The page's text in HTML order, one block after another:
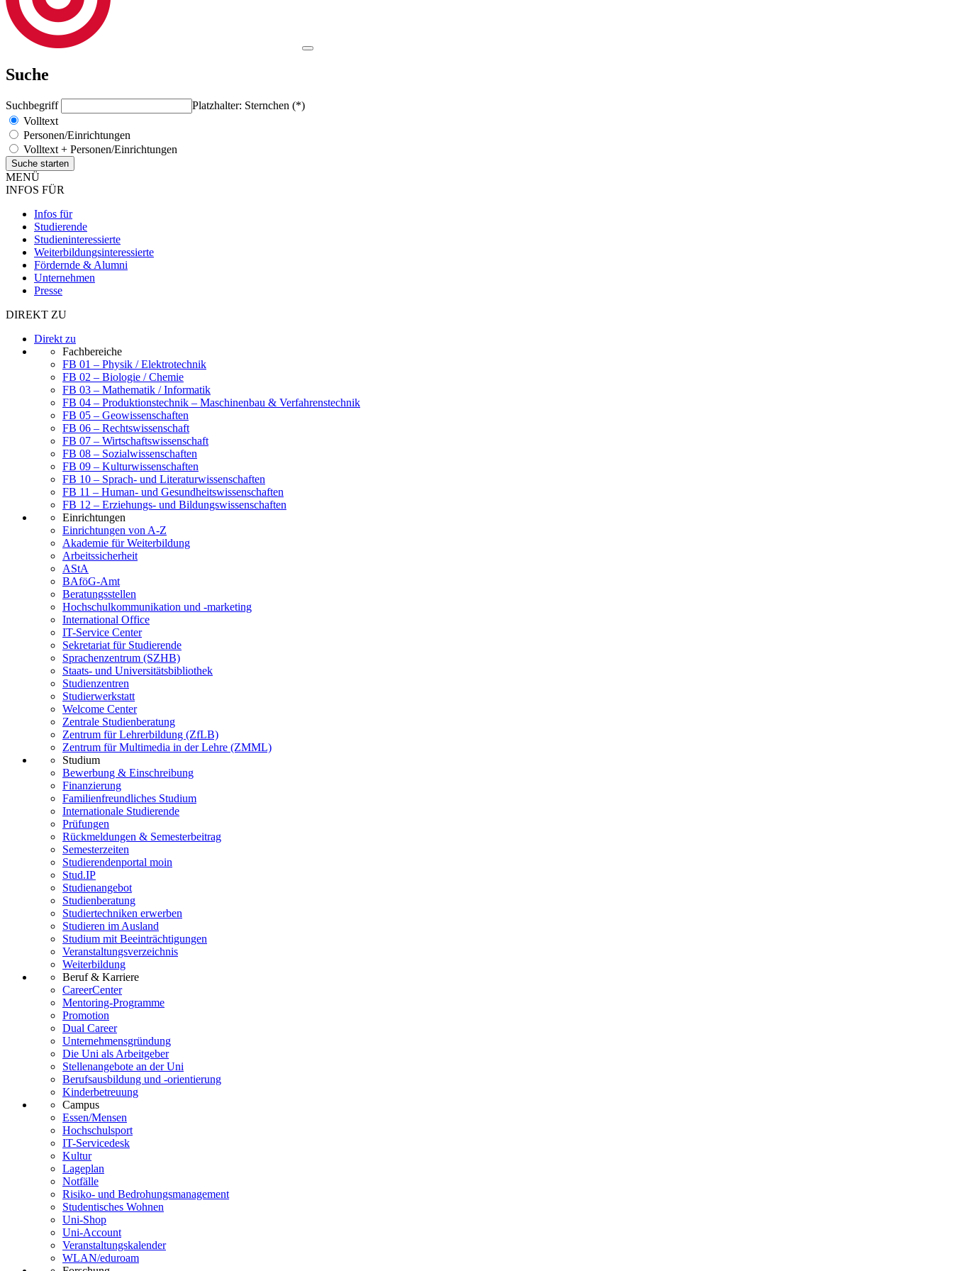
Suche
Suchbegriff
Platzhalter: Sternchen (*)
Volltext
Personen/Einrichtungen
Volltext + Personen/Einrichtungen
MENÜ
INFOS FÜR
Infos für
Studierende
Studieninteressierte
Weiterbildungsinteressierte
Fördernde & Alumni
Unternehmen
Presse
DIREKT ZU
Direkt zu
Fachbereiche
FB 01 – Physik / Elektrotechnik
FB 02 – Biologie / Chemie
FB 03 – Mathematik / Informatik
FB 04 – Produktionstechnik – Maschinenbau & Verfahrenstechnik
FB 05 – Geowissenschaften
FB 06 – Rechtswissenschaft
FB 07 – Wirtschaftswissenschaft
FB 08 – Sozialwissenschaften
FB 09 – Kulturwissenschaften
FB 10 – Sprach- und Literaturwissenschaften
FB 11 – Human- und Gesundheitswissenschaften
FB 12 – Erziehungs- und Bildungswissenschaften
Einrichtungen
Einrichtungen von A-Z
Akademie für Weiterbildung
Arbeitssicherheit
AStA
BAföG-Amt
Beratungsstellen
Hochschulkommunikation und -marketing
International Office
IT-Service Center
Sekretariat für Studierende
Sprachenzentrum (SZHB)
Staats- und Universitätsbibliothek
Studienzentren
Studierwerkstatt
Welcome Center
Zentrale Studienberatung
Zentrum für Lehrerbildung (ZfLB)
Zentrum für Multimedia in der Lehre (ZMML)
Studium
Bewerbung & Einschreibung
Finanzierung
Familienfreundliches Studium
Internationale Studierende
Prüfungen
Rückmeldungen & Semesterbeitrag
Semesterzeiten
Studierendenportal moin
Stud.IP
Studienangebot
Studienberatung
Studiertechniken erwerben
Studieren im Ausland
Studium mit Beeinträchtigungen
Veranstaltungsverzeichnis
Weiterbildung
Beruf & Karriere
CareerCenter
Mentoring-Programme
Promotion
Dual Career
Unternehmensgründung
Die Uni als Arbeitgeber
Stellenangebote an der Uni
Berufsausbildung und -orientierung
Kinderbetreuung
Campus
Essen/Mensen
Hochschulsport
IT-Servicedesk
Kultur
Lageplan
Notfälle
Risiko- und Bedrohungsmanagement
Studentisches Wohnen
Uni-Shop
Uni-Account
Veranstaltungskalender
WLAN/eduroam